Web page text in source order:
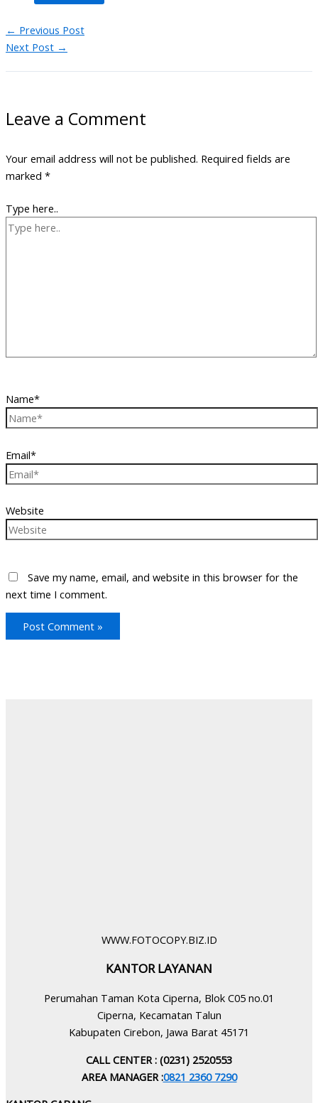
← Previous Post
Next Post →
Leave a Comment
Your email address will not be published. Required fields are
marked *
Type here..
Name*
Email*
Website
Save my name, email, and website in this browser for the
next time I comment.
WWW.FOTOCOPY.BIZ.ID
KANTOR LAYANAN
Perumahan Taman Kota Ciperna, Blok C05 no.01
Ciperna, Kecamatan Talun
Kabupaten Cirebon, Jawa Barat 45171
CALL CENTER : (0231) 2520553
AREA MANAGER :0821 2360 7290